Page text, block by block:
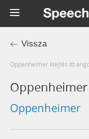
Vissza
oppenheimer kiejtés itt
Oppenheimer
Oppenheimer